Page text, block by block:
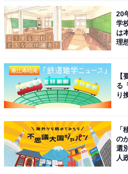
アクセス・料金・宿泊情報は
20
学
は
理
る
り
「
の
選
人